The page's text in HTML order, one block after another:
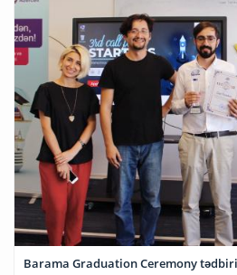
Barama Graduation Ceremony